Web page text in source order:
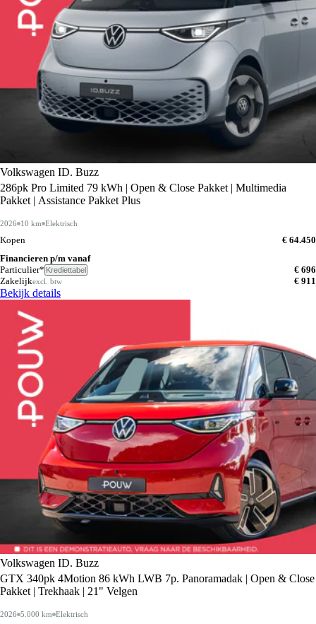
Volkswagen ID. Buzz
286pk Pro Limited 79 kWh | Open & Close Pakket | Multimedia
Pakket | Assistance Pakket Plus
2026 10 km Elektrisch
Kopen
€ 64.450
Financieren p/m vanaf
Particulier* Krediettabel
€ 696
Zakelijkexcl. btw € 911
Bekijk details
Volkswagen ID. Buzz
GTX 340pk 4Motion 86 kWh LWB 7p. Panoramadak | Open & Close
Pakket | Trekhaak | 21" Velgen
2026 5.000 km Elektrisch